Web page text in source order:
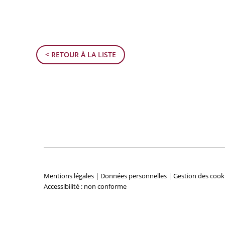
< RETOUR À LA LISTE
Mentions légales | Données personnelles | Gestion des
Accessibilité : non conforme